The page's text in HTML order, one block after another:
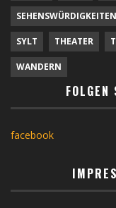
SEHENSWÜRDIGKEITEN
SYLT THEATER
WANDERN
FOLGEN
facebook